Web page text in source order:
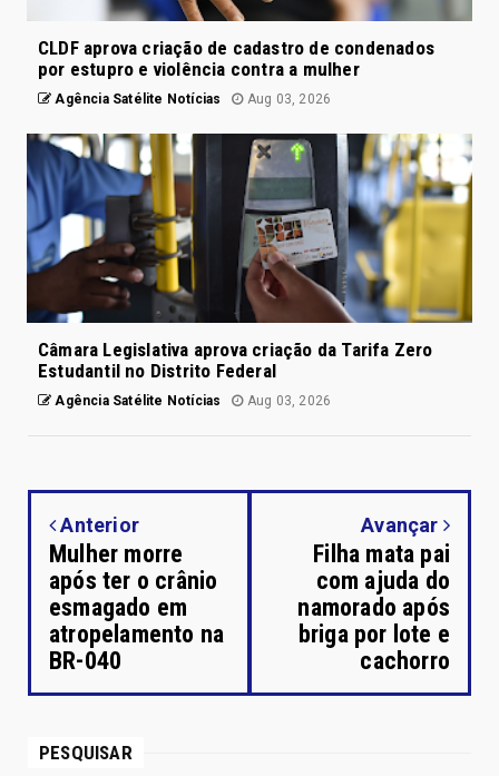
CLDF aprova criação de cadastro de condenados
por estupro e violência contra a mulher
Agência Satélite Notícias Aug 03, 2026
Câmara Legislativa aprova criação da Tarifa Zero
Estudantil no Distrito Federal
Agência Satélite Notícias Aug 03, 2026
Anterior
Mulher morre
após ter o crânio
esmagado em
atropelamento na
BR-040
Avançar
Filha mata pai
com ajuda do
namorado após
briga por lote e
cachorro
PESQUISAR